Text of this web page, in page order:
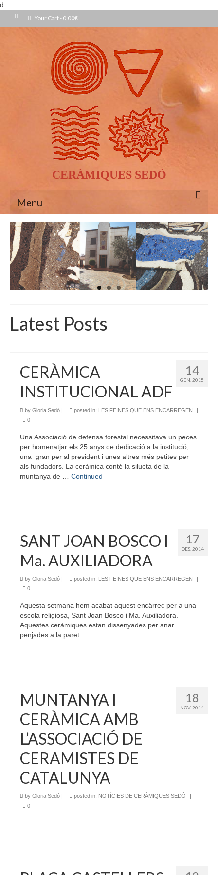
d
Your Cart - 0,00€
CERÀMIQUES SEDÓ
Menu
INICI
QUI SOM
GALERIA D’IMATGES
ACTUALITAT
CONTACTE
Latest Posts
14
GEN. 2015
CERÀMICA
INSTITUCIONAL ADF
by Gloria Sedó | posted in: LES FEINES QUE ENS ENCARREGEN
|
0
Una Associació de defensa forestal necessitava un peces
per homenatjar els 25 anys de dedicació a la institució,
una gran per al president i unes altres més petites per
als fundadors. La ceràmica conté la silueta de la
muntanya de … Continued
17
DES. 2014
SANT JOAN BOSCO I
Ma. AUXILIADORA
by Gloria Sedó | posted in: LES FEINES QUE ENS ENCARREGEN
|
0
Aquesta setmana hem acabat aquest encàrrec per a una
escola religiosa, Sant Joan Bosco i Ma. Auxiliadora.
Aquestes ceràmiques estan dissenyades per anar
penjades a la paret.
18
NOV. 2014
MUNTANYA I
CERÀMICA AMB
L’ASSOCIACIÓ DE
CERAMISTES DE
CATALUNYA
by Gloria Sedó posted in: NOTÍCIES DE CERÀMIQUES SEDÓ
0